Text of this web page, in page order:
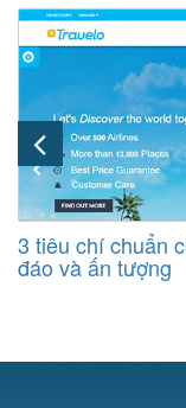
3 tiêu chí chuẩn
đáo và ấn tượng